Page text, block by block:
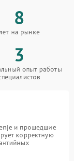
8
на рынке
3
опыт работы
и прошедшие
корректную